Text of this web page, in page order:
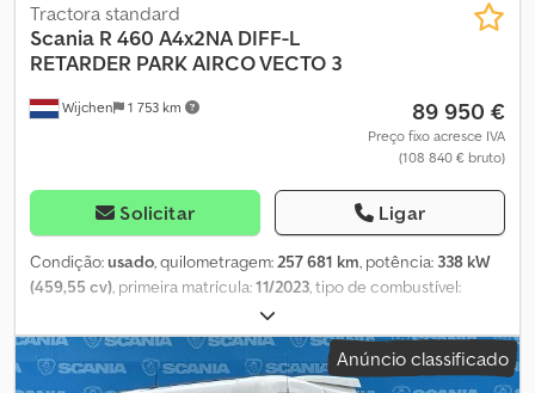
Wijchen 1 753 km
Tractora standard
Scania R 460 A4x2NA DIFF-L
RETARDER PARK AIRCO VECTO 3
89 950 €
Preço fixo acresce IVA
(108 840 € bruto)
Solicitar Ligar
Condição:usado, quilometragem:257 681 km, potência: 338 kW
(459,55 cv), primeira matrícula:11/2023, tipo de combustível:
, peso máximo de carga:
peso total:19 000 kg, configuração de eixo:4x2, distância entre
eixos:3 750 mm, cor:branco , cabina do condutor:outro, tipo de
engrenagem:automático, classe de emissão:Euro 6, suspensão:
Anúncio classificado